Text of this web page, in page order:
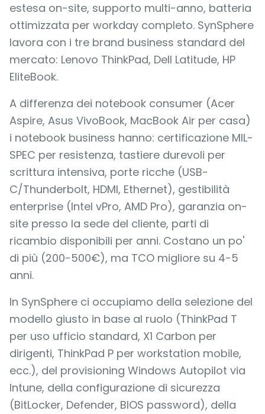
estesa on-site, supporto multi-anno, batteria
ottimizzata per workday completo. SynSphere
lavora con i tre brand business standard del
mercato: Lenovo ThinkPad, Dell Latitude, HP
EliteBook.
A differenza dei notebook consumer (Acer
Aspire, Asus VivoBook, MacBook Air per casa)
i notebook business hanno: certificazione MIL-
SPEC per resistenza, tastiere durevoli per
scrittura intensiva, porte ricche (USB-
C/Thunderbolt, HDMI, Ethernet), gestibilità
enterprise (Intel vPro, AMD Pro), garanzia on-
site presso la sede del cliente, parti di
ricambio disponibili per anni. Costano un po'
di più (200-500€), ma TCO migliore su 4-5
anni.
In SynSphere ci occupiamo della selezione del
modello giusto in base al ruolo (ThinkPad T
per uso ufficio standard, X1 Carbon per
dirigenti, ThinkPad P per workstation mobile,
ecc.), del provisioning Windows Autopilot via
Intune, della configurazione di sicurezza
(BitLocker, Defender, BIOS password), della